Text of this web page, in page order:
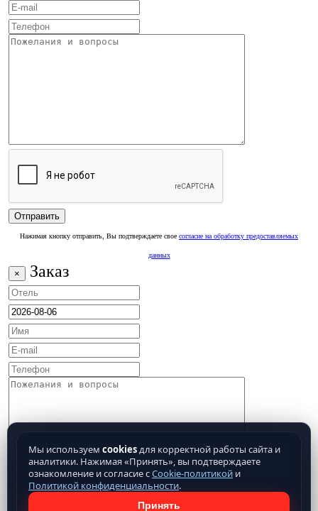
Нажимая кнопку отправить, Вы подтверждаете свое согласие на обработку предоставляемых
данных
× Заказ
Мы используем cookiesдля корректной работы сайта и
аналитики. Нажимая «Принять», вы подтверждаете
ознакомление и согласие сCookie-политикой и
Политикой конфиденциальности.
Принять